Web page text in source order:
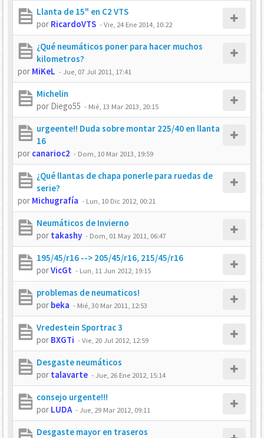
Llanta de 15" en C2 VTS
por RicardoVTS -Vie, 24 Ene 2014, 10:22
¿Qué neumáticos poner para hacer muchos
kilometros?
por MiKeL -Jue, 07 Jul 2011, 17:41
Michelin
por Diego55 - Mié, 13 Mar 2013, 20:15
urgeente!! Duda sobre montar 225/40 en llanta
16
por canarioc2 - Dom, 10 Mar 2013, 19:59
¿Qué llantas de chapa ponerle para ruedas de
serie?
por Michugrafía - Lun, 10 Dic 2012, 00:21
Neumáticos de Invierno
por takashy - Dom, 01 May 2011, 06:47
195/45/r16 --> 205/45/r16, 215/45/r16
porVicGt - Lun, 11 Jun 2012, 19:15
problemas de neumaticos!
por beka - Mié, 30 Mar 2011, 12:53
Vredestein Sportrac 3
por BXGTi -Vie, 20 Jul 2012, 12:59
Desgaste neumáticos
por talavarte -Jue, 26 Ene 2012, 15:14
consejo urgente!!!
por LUDA -Jue, 29 Mar 2012, 09:11
Desgaste mayor en traseros